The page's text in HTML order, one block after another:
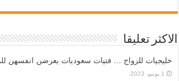
الاكثر تعليقا
خليجيات للزواج … فتيات سعوديات يعرضن انفسهن
1 يونيو، 2023